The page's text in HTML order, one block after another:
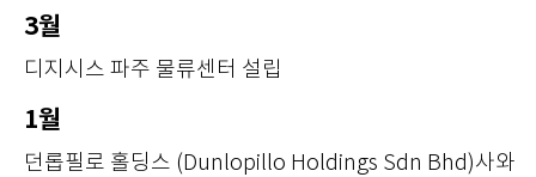
3월
디지시스 파주 물류센터 설립
1월
던롭필로 홀딩스 (Dunlopillo Holdings Sdn Bhd)사와